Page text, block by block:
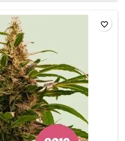
favorite_border